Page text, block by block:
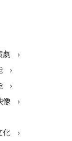
劇
像
化